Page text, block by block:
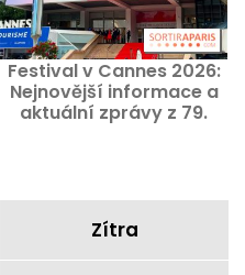
Festival v Cannes 2026:
Nejnovější informace a
aktuální zprávy z 79.
Zítra